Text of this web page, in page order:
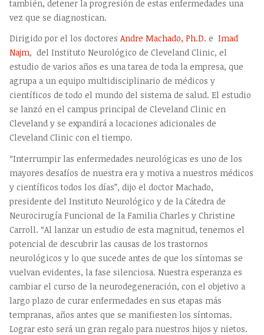
también, detener la progresión de estas enfermedades una
vez que se diagnostican.
Dirigido por el los doctores Andre Machado, Ph.D. e Imad
Najm, del Instituto Neurológico de Cleveland Clinic, el
estudio de varios años es una tarea de toda la empresa, que
agrupa a un equipo multidisciplinario de médicos y
científicos de todo el mundo del sistema de salud. El estudio
se lanzó en el campus principal de Cleveland Clinic en
Cleveland y se expandirá a locaciones adicionales de
Cleveland Clinic con el tiempo.
“Interrumpir las enfermedades neurológicas es uno de los
mayores desafíos de nuestra era y motiva a nuestros médicos
y científicos todos los días”, dijo el doctor Machado,
presidente del Instituto Neurológico y de la Cátedra de
Neurocirugía Funcional de la Familia Charles y Christine
Carroll. “Al lanzar un estudio de esta magnitud, tenemos el
potencial de descubrir las causas de los trastornos
neurológicos y lo que sucede antes de que los síntomas se
vuelvan evidentes, la fase silenciosa. Nuestra esperanza es
cambiar el curso de la neurodegeneración, con el objetivo a
largo plazo de curar enfermedades en sus etapas más
tempranas, años antes que se manifiesten los síntomas.
Lograr esto será un gran regalo para nuestros hijos y nietos.